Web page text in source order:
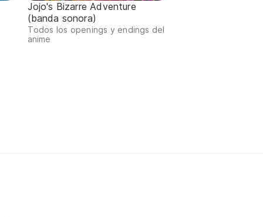
Jojo's Bizarre Adventure
(banda sonora)
Todos los openings y endings del
anime